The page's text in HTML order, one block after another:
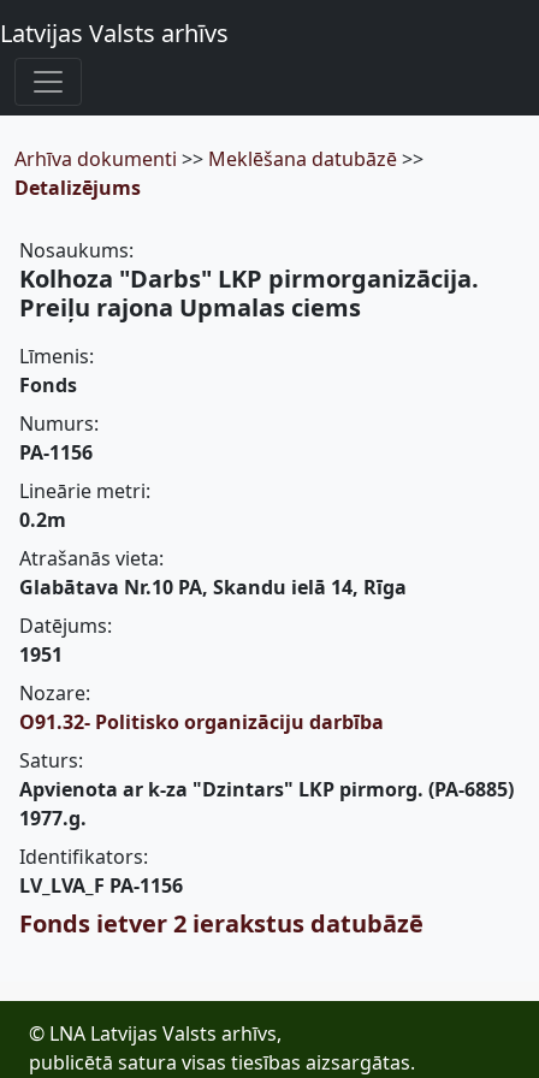
Latvijas Valsts arhīvs
Arhīva dokumenti >> Meklēšana datubāzē>>
Detalizējums
Nosaukums:
Kolhoza "Darbs" LKP pirmorganizācija.
Preiļu rajona Upmalas ciems
Līmenis:
Fonds
Numurs:
PA-1156
Lineārie metri:
0.2m
Atrašanās vieta:
Glabātava Nr.10 PA, Skandu ielā 14, Rīga
Datējums:
1951
Nozare:
O91.32- Politisko organizāciju darbība
Saturs:
Apvienota ar k-za "Dzintars" LKP pirmorg. (PA-6885)
1977.g.
Identifikators:
LV_LVA_F PA-1156
Fonds ietver 2 ierakstus datubāzē
© LNA Latvijas Valsts arhīvs,
publicētā satura visas tiesības aizsargātas.